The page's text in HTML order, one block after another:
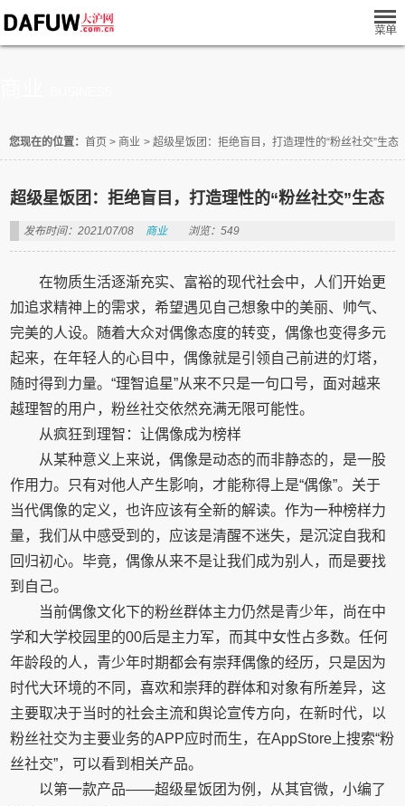
您现在的位置： 首页 > 商业 > 超级星饭团：拒绝盲目，打造理性的“粉丝社交”生态
超级星饭团：拒绝盲目，打造理性的“粉丝社交”生态
发布时间：2021/07/08 商业 浏览：549
在物质生活逐渐充实、富裕的现代社会中，人们开始更
加追求精神上的需求，希望遇见自己想象中的美丽、帅气、
完美的人设。随着大众对偶像态度的转变，偶像也变得多元
起来，在年轻人的心目中，偶像就是引领自己前进的灯塔，
随时得到力量。“理智追星”从来不只是一句口号，面对越来
越理智的用户，粉丝社交依然充满无限可能性。
从疯狂到理智：让偶像成为榜样
从某种意义上来说，偶像是动态的而非静态的，是一股
作用力。只有对他人产生影响，才能称得上是“偶像”。关于
当代偶像的定义，也许应该有全新的解读。作为一种榜样力
量，我们从中感受到的，应该是清醒不迷失，是沉淀自我和
回归初心。毕竟，偶像从来不是让我们成为别人，而是要找
到自己。
当前偶像文化下的粉丝群体主力仍然是青少年，尚在中
学和大学校园里的00后是主力军，而其中女性占多数。任何
年龄段的人，青少年时期都会有崇拜偶像的经历，只是因为
时代大环境的不同，喜欢和崇拜的群体和对象有所差异，这
主要取决于当时的社会主流和舆论宣传方向，在新时代，以
粉丝社交为主要业务的APP应时而生，在AppStore上搜索“粉
丝社交”，可以看到相关产品。
以第一款产品——超级星饭团为例，从其官微，小编了